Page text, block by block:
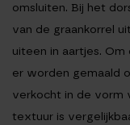
omsluiten. Bij het
van de graankorrel
uiteen in aartjes.
er worden gemaald
verkocht in de vorm
textuur is